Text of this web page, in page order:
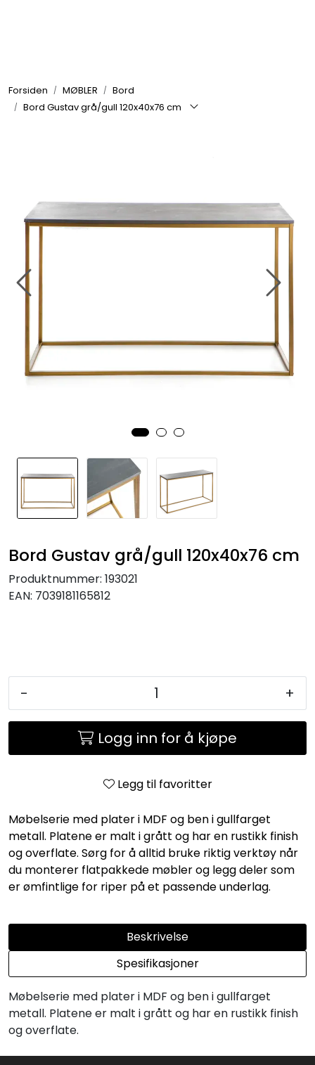
Forsiden MØBLER
Bord
Bord Gustav grå/gull 120x40x76 cm
Bord Gustav grå/gull 120x40x76 cm
Produktnummer: 193021
EAN: 7039181165812
- +
Logg inn for å kjøpe
Legg til favoritter
Møbelserie med plater i MDF og ben i gullfarget
metall. Platene er malt i grått og har en rustikk finish
og overflate. Sørg for å alltid bruke riktig verktøy når
du monterer flatpakkede møbler og legg deler som
er ømfintlige for riper på et passende underlag.
Beskrivelse
Spesifikasjoner
Møbelserie med plater i MDF og ben i gullfarget
metall. Platene er malt i grått og har en rustikk finish
og overflate.
UTEMILJØ
HJEM
TEKSTIL
MØBLER
JUL